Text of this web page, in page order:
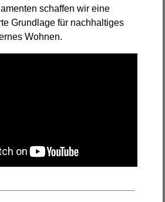
schaffen wir eine
Grundlage für nachhaltiges
Wohnen.